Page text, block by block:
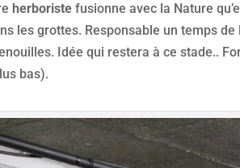
herboriste fusionne avec la Nature
les grottes. Responsable un temps de
Idée qui restera à ce stade..
bas).